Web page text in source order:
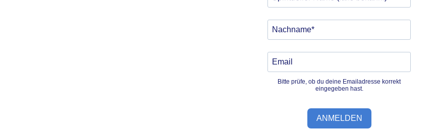
Bitte prüfe, ob du deine Emailadresse korrekt
eingegeben hast.
ANMELDEN